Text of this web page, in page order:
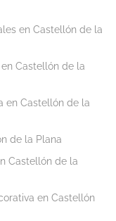
en Castellón de la
Castellón de la
en Castellón de la
de la Plana
Castellón de la
en Castellón